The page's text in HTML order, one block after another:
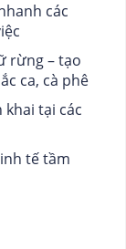
các
rừng – tạo
ca, cà phê
tại các
tế tầm